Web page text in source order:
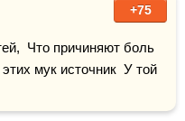
+75
мук источник  У той